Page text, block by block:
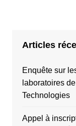
Articles
Enquête sur
laboratoires
Technologies
Appel à